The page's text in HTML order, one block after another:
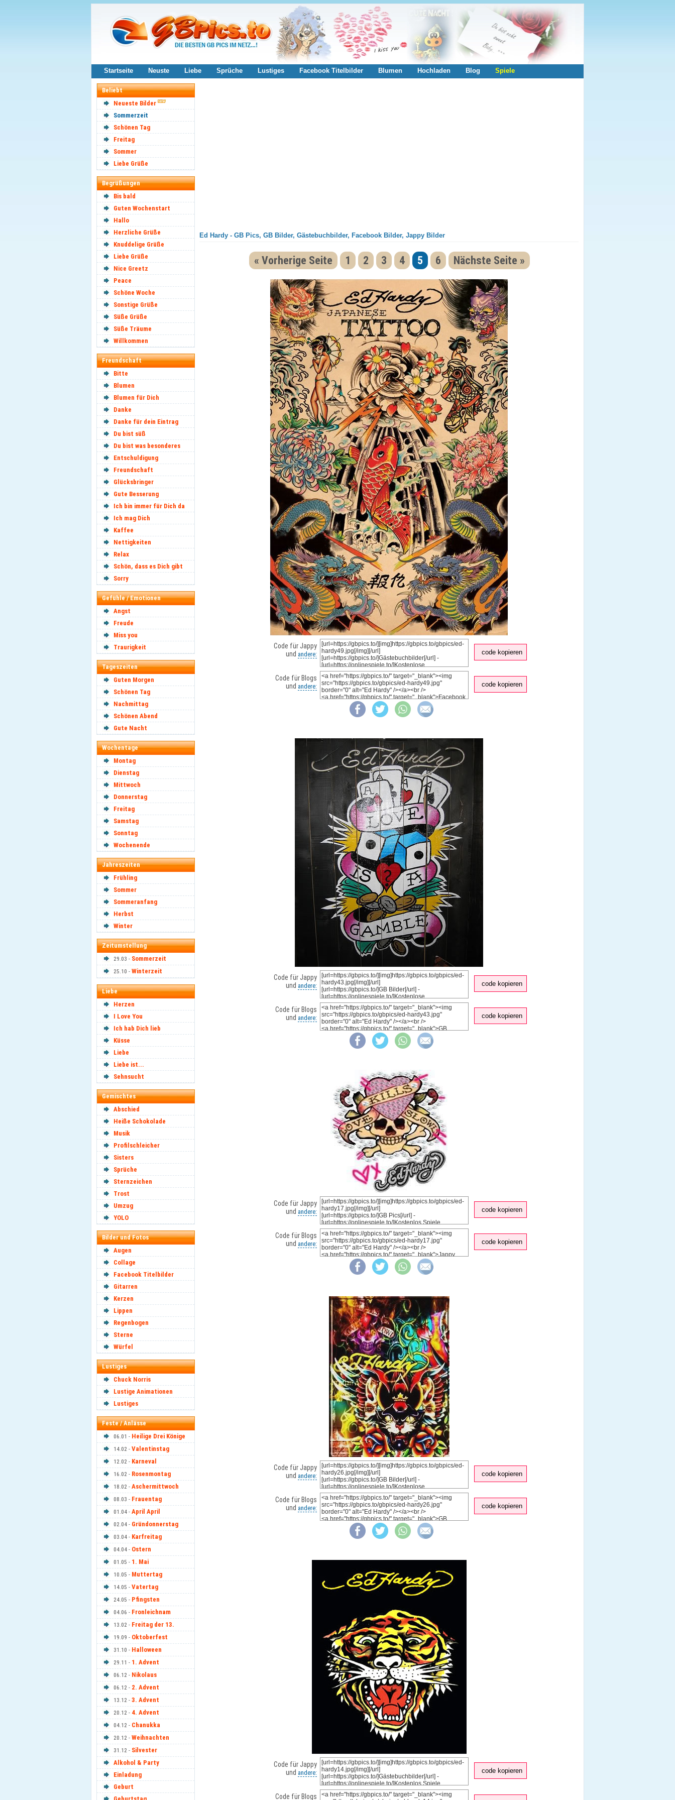
Startseite Neuste Liebe Sprüche Lustiges Facebook Titelbilder Blumen Hochladen Blog Spiele
Beliebt
Neueste Bilder
Sommerzeit
Schönen Tag
Freitag
Sommer
Liebe Grüße
Begrüßungen
Bis bald
Guten Wochenstart
Hallo
Herzliche Grüße
Knuddelige Grüße
Liebe Grüße
Nice Greetz
Peace
Schöne Woche
Sonstige Grüße
Süße Grüße
Süße Träume
Willkommen
Freundschaft
Bitte
Blumen
Blumen für Dich
Danke
Danke für dein Eintrag
Du bist süß
Du bist was besonderes
Entschuldigung
Freundschaft
Glücksbringer
Gute Besserung
Ich bin immer für Dich da
Ich mag Dich
Kaffee
Nettigkeiten
Relax
Schön, dass es Dich gibt
Sorry
Gefühle / Emotionen
Angst
Freude
Miss you
Traurigkeit
Tageszeiten
Guten Morgen
Schönen Tag
Nachmittag
Schönen Abend
Gute Nacht
Wochentage
Montag
Dienstag
Mittwoch
Donnerstag
Freitag
Samstag
Sonntag
Wochenende
Jahreszeiten
Frühling
Sommer
Sommeranfang
Herbst
Winter
Zeitumstellung
29.03 - Sommerzeit
25.10 - Winterzeit
Liebe
Herzen
I Love You
Ich hab Dich lieb
Küsse
Liebe
Liebe ist...
Sehnsucht
Gemischtes
Abschied
Heiße Schokolade
Musik
Profilschleicher
Sisters
Sprüche
Sternzeichen
Trost
Umzug
YOLO
Bilder und Fotos
Augen
Collage
Facebook Titelbilder
Gitarren
Kerzen
Lippen
Regenbogen
Sterne
Würfel
Lustiges
Chuck Norris
Lustige Animationen
Lustiges
Feste / Anlässe
06.01 - Heilige Drei Könige
14.02 - Valentinstag
12.02 - Karneval
16.02 - Rosenmontag
18.02 - Aschermittwoch
08.03 - Frauentag
01.04 - April April
02.04 - Gründonnerstag
03.04 - Karfreitag
04.04 - Ostern
01.05 - 1. Mai
10.05 - Muttertag
14.05 - Vatertag
24.05 - Pfingsten
04.06 - Fronleichnam
13.02 - Freitag der 13.
19.09 - Oktoberfest
31.10 - Halloween
29.11 - 1. Advent
06.12 - Nikolaus
06.12 - 2. Advent
13.12 - 3. Advent
20.12 - 4. Advent
04.12 - Chanukka
20.12 - Weihnachten
31.12 - Silvester
Alkohol & Party
Einladung
Geburt
Ed Hardy - GB Pics, GB Bilder, Gästebuchbilder, Facebook Bilder, Jappy Bilder
« Vorherige Seite 1 2 3 4 5 6 Nächste Seite »
Code für Jappy
und andere: code kopieren
Code für Blogs
und andere: code kopieren
Code für Jappy
und andere: code kopieren
Code für Blogs
und andere: code kopieren
Code für Jappy
und andere: code kopieren
Code für Blogs
und andere: code kopieren
Code für Jappy
und andere: code kopieren
Code für Blogs
und andere: code kopieren
Code für Jappy
und andere: code kopieren
Code für Blogs